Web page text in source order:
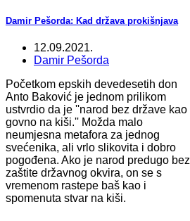
Damir Pešorda: Kad država prokišnjava
12.09.2021.
Damir Pešorda
Početkom epskih devedesetih don
Anto Baković je jednom prilikom
ustvrdio da je ''narod bez države kao
govno na kiši.'' Možda malo
neumjesna metafora za jednog
svećenika, ali vrlo slikovita i dobro
pogođena. Ako je narod predugo bez
zaštite državnog okvira, on se s
vremenom rastepe baš kao i
spomenuta stvar na kiši.